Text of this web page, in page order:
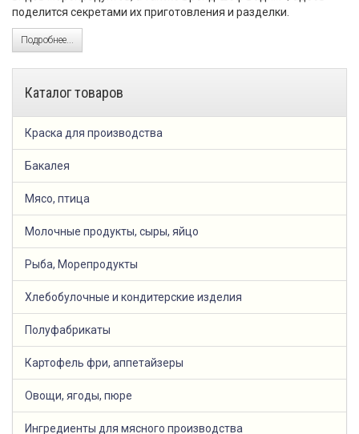
поделится секретами их приготовления и разделки.
Подробнее...
Каталог товаров
Краска для производства
Бакалея
Мясо, птица
Молочные продукты, сыры, яйцо
Рыба, Морепродукты
Хлебобулочные и кондитерские изделия
Полуфабрикаты
Картофель фри, аппетайзеры
Овощи, ягоды, пюре
Ингредиенты для мясного производства